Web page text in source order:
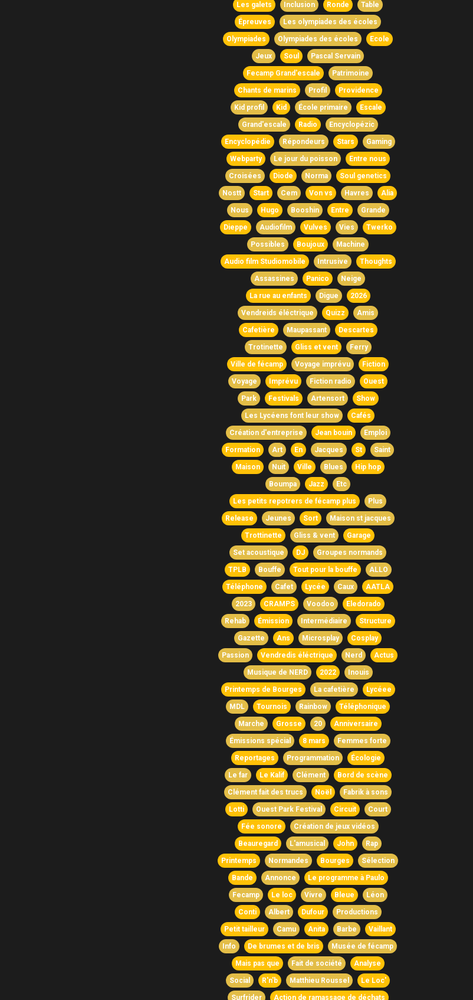
Les galets Inclusion Ronde Table
Épreuves Les olympiades des écoles
Olympiades Olympiades des écoles Ecole
Jeux Soul Pascal Servain
Fecamp Grand'escale Patrimoine
Chants de marins Profil Providence
Kid profil Kid École primaire Escale
Grand'escale Radio Encyclopézic
Encyclopédie Répondeurs Stars Gaming
Webparty Le jour du poisson Entre nous
Croisées Diode Norma Soul genetics
Nostt Start Cem Von vs Havres Alia
Nous Hugo Booshin Entre Grande
Dieppe Audiofilm Vulves Vies Twerko
Possibles Boujoux Machine
Audio film Studiomobile Intrusive Thoughts
Assassines Panico Neige
La rue au enfants Digue 2026
Vendreids éléctrique Quizz Amis
Cafetière Maupassant Descartes
Trotinette Gliss et vent Ferry
Ville de fécamp Voyage imprévu Fiction
Voyage Imprévu Fiction radio Ouest
Park Festivals Artensort Show
Les Lycéens font leur show Cafés
Création d'entreprise Jean bouin Emploi
Formation Art En Jacques St Saint
Maison Nuit Ville Blues Hip hop
Boumpa Jazz Etc
Les petits repotrers de fécamp plus Plus
Release Jeunes Sort Maison st jacques
Trottinette Gliss & vent Garage
Set acoustique DJ Groupes normands
TPLB Bouffe Tout pour la bouffe ALLO
Téléphone Cafet Lycée Caux AATLA
2023 CRAMPS Voodoo Eledorado
Rehab Émission Intermédiaire Structure
Gazette Ans Microsplay Cosplay
Passion Vendredis éléctrique Nerd Actus
Musique de NERD 2022 Inouis
Printemps de Bourges La cafetière Lycéee
MDL Tournois Rainbow Téléphonique
Marche Grosse 20 Anniversaire
Émissions spécial 8 mars Femmes forte
Reportages Programmation Écologie
Le far Le Kalif Clément Bord de scène
Clément fait des trucs Noël Fabrik à sons
Lotti Ouest Park Festival Circuit Court
Fée sonore Création de jeux vidéos
Beauregard L'amusical John Rap
Printemps Normandes Bourges Sélection
Bande Annonce Le programme à Paulo
Fecamp Le loc Vivre Bleue Léon
Conti Albert Dufour Productions
Petit tailleur Camu Anita Barbe Vaillant
Info De brumes et de bris Musée de fécamp
Mais pas que Fait de société Analyse
Social R'n'b Matthieu Roussel Le Loc'
Surfrider Action de ramassage de déchats